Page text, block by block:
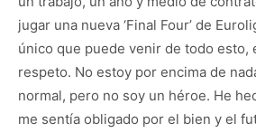
jugar una nueva ‘Final Four’ de
único que puede venir de todo esto,
respeto. No estoy por encima de
normal, pero no soy un héroe. He
me sentía obligado por el bien y el